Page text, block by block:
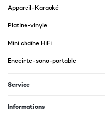
Appareil-Karaoké
Platine-vinyle
Mini chaîne HiFi
Enceinte-sono-portable
Service
Informations